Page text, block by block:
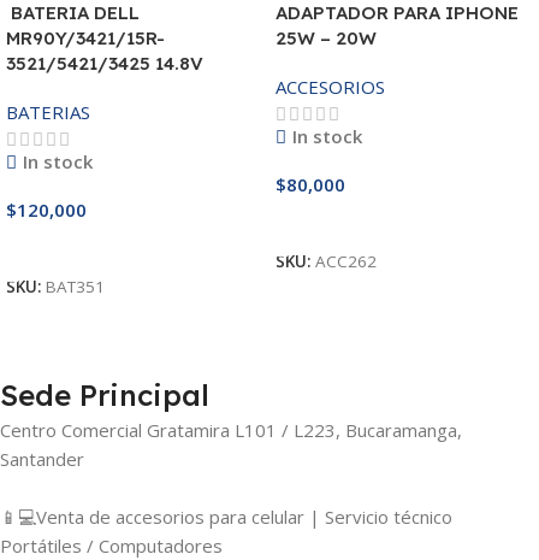
BATERIA DELL
MR90Y/3421/15R-
3521/5421/3425 14.8V
BATERIAS
In stock
$120,000
SKU: BAT351
ADAPTADOR PARA IPHONE
25W – 20W
ACCESORIOS
In stock
$80,000
SKU: ACC262
Sede Principal
Centro Comercial Gratamira L101 / L223, Bucaramanga,
Santander
📱💻Venta de accesorios para celular | Servicio técnico
Portátiles / Computadores